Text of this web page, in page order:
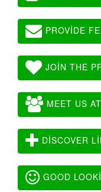
PROVIDE
JOIN THE
MEET US
DISCOVER
GOOD